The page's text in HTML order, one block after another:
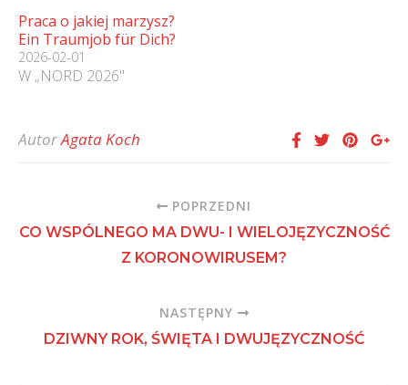
Praca o jakiej marzysz?
Ein Traumjob für Dich?
2026-02-01
W „NORD 2026"
AutorAgata Koch
POPRZEDNI
CO WSPÓLNEGO MA DWU- I WIELOJĘZYCZNOŚĆ
Z KORONOWIRUSEM?
NASTĘPNY
DZIWNY ROK, ŚWIĘTA I DWUJĘZYCZNOŚĆ